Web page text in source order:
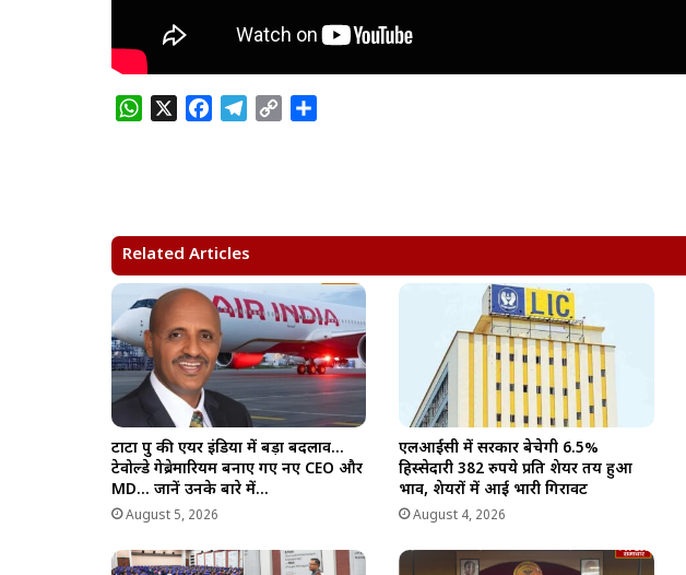
W
A
p
p
o
o
k
r
a
m
i
k
Related Articles
टाटा ग्रुप की एयर इंडिया में बड़ा बदलाव…
टेवोल्डे गेब्रेमारियम बनाए गए नए CEO और
MD… जानें उनके बारे में…
August 5, 2026
एलआईसी में सरकार बेचेगी 6.5%
हिस्सेदारी 382 रुपये प्रति शेयर तय हुआ
भाव, शेयरों में आई भारी गिरावट
August 4, 2026